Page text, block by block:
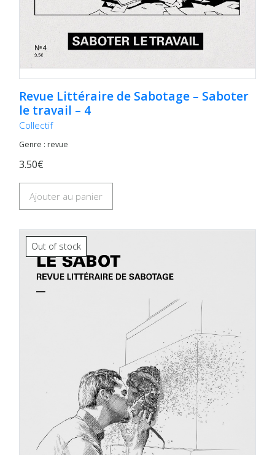
Revue Littéraire de Sabotage – Saboter
le travail – 4
Collectif
Genre : revue
3.50€
Ajouter au panier
Out of stock